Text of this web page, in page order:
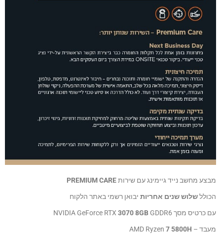
מבצע מחשב נייד גיימינג עם שירותPREMIUM CARE
הכוללשלוש שנים אחריות יבואן רשמי באתר הלקוח
עם כרטיס מסך NVIDIA GeForce RTX 30708GB GDDR6
מעבד – AMD Ryzen 75800H